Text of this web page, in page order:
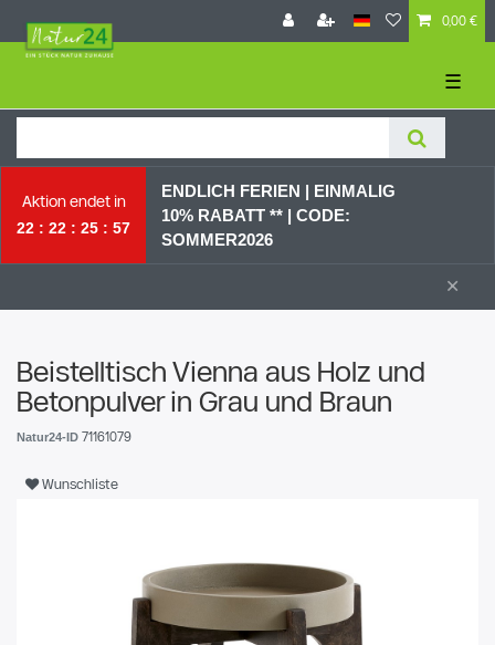
0,00 €
☰
Aktion endet in
22
22 25 56
ENDLICH FERIEN | EINMALIG
10% RABATT ** | CODE:
SOMMER2026
×
Beistelltisch Vienna aus Holz und
Betonpulver in Grau und Braun
Natur24-ID 71161079
Wunschliste